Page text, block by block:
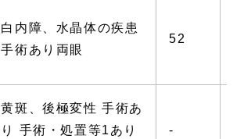
白内障、水晶体の疾患
手術あり両眼
52
黄斑、後極変性 手術あ
り 手術・処置等1あり
-